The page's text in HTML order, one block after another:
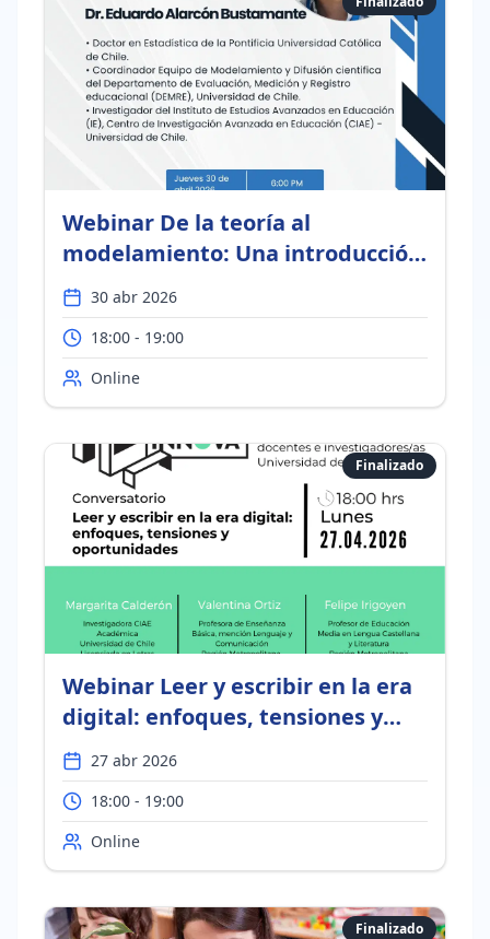
Webinar De la teoría al
modelamiento: Una introducción
a la medición en educación y
Psicología
30 abr 2026
18:00 - 19:00
Online
Finalizado
Webinar Leer y escribir en la era
digital: enfoques, tensiones y
oportunidades
27 abr 2026
18:00 - 19:00
Online
Finalizado